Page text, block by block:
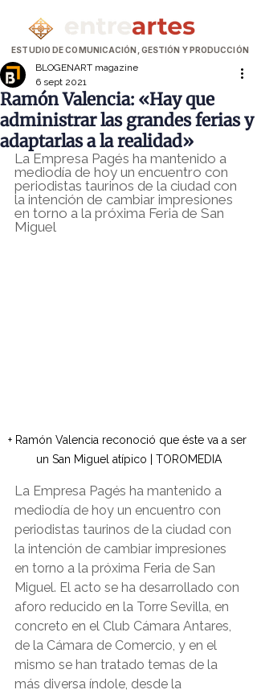
ESTUDIO DE COMUNICACIÓN, GESTIÓN Y PRODUCCIÓN
Ramón Valencia: «Hay que
administrar las grandes ferias y
adaptarlas a la realidad»
BLOGENART magazine
6 sept 2021
La Empresa Pagés ha mantenido a
mediodía de hoy un encuentro con
periodistas taurinos de la ciudad con
la intención de cambiar impresiones
en torno a la próxima Feria de San
Miguel
+ Ramón Valencia reconoció que éste va a ser
un San Miguel atípico | TOROMEDIA
La Empresa Pagés ha mantenido a
mediodía de hoy un encuentro con
periodistas taurinos de la ciudad con
la intención de cambiar impresiones
en torno a la próxima Feria de San
Miguel. El acto se ha desarrollado con
aforo reducido en la Torre Sevilla, en
concreto en el Club Cámara Antares,
de la Cámara de Comercio, y en el
mismo se han tratado temas de la
más diversa índole, desde la